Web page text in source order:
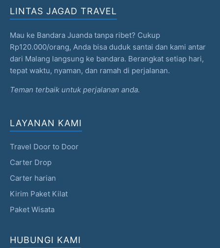
LINTAS JAGAD TRAVEL
Mau ke Bandara Juanda tanpa ribet? Cukup
Rp120.000/orang, Anda bisa duduk santai dan kami antar
dari Malang langsung ke bandara. Berangkat setiap hari,
tepat waktu, nyaman, dan ramah di perjalanan.
Teman terbaik untuk perjalanan anda.
LAYANAN KAMI
Travel Door to Door
Carter Drop
Carter harian
Kirim Paket Kilat
Paket Wisata
HUBUNGI KAMI